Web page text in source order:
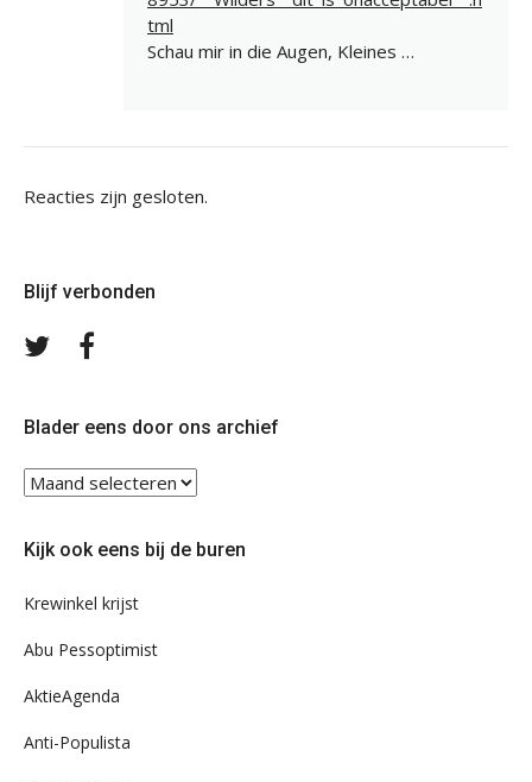
tml
Schau mir in die Augen, Kleines …
Reacties zijn gesloten.
Blijf verbonden
Volg
Blader eens door ons archief
Blader
eens
ons
Kijk ook eens bij de buren
Krewinkel krijst
Abu Pessoptimist
AktieAgenda
Anti-Populista